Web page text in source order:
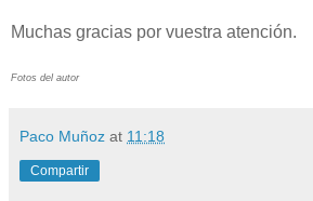
Muchas gracias por vuestra atención.
Fotos del autor
Paco Muñoz at 11:18
Compartir